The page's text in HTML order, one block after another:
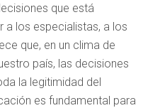
que está
a los especialistas, a los
que, en un clima de
país, las decisiones
la legitimidad del
es fundamental para